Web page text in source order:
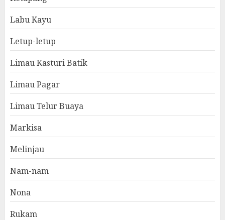
Labu Kayu
Letup-letup
Limau Kasturi Batik
Limau Pagar
Limau Telur Buaya
Markisa
Melinjau
Nam-nam
Nona
Rukam